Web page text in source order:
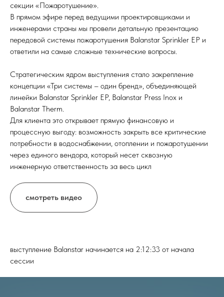
секции «Пожаротушение».
В прямом эфире перед ведущими проектировщиками и
инженерами страны мы провели детальную презентацию
передовой системы пожаротушения Balanstar Sprinkler EP и
ответили на самые сложные технические вопросы.
Стратегическим ядром выступления стало закрепление
концепции «Три системы – один бренд», объединяющей
линейки Balanstar Sprinkler EP, Balanstar Press Inox и
Balanstar Therm.
Для клиента это открывает прямую финансовую и
процессную выгоду: возможность закрыть все критические
потребности в водоснабжении, отоплении и пожаротушении
через единого вендора, который несет сквозную
инженерную ответственность за весь цикл
смотреть видео
выступление Balanstar начинается на 2:12:33 от начала
сессии